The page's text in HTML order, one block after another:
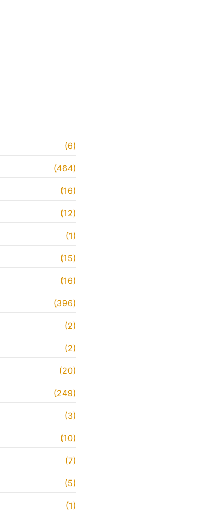
(6)
(464)
(16)
(12)
(1)
(15)
(16)
(396)
(2)
(2)
(20)
(249)
(3)
(10)
(7)
(5)
(1)